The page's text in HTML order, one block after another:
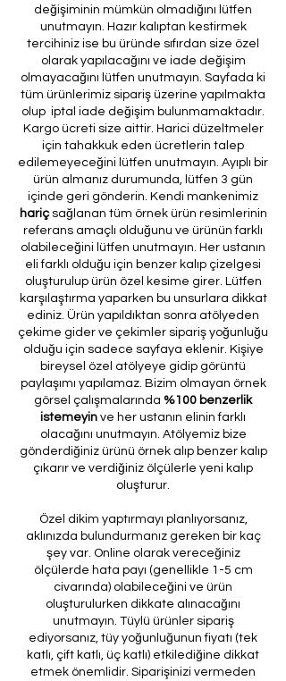
değişiminin mümkün olmadığını lütfen
unutmayın. Hazır kalıptan kestirmek
tercihiniz ise bu üründe sıfırdan size özel
olarak yapılacağını ve iade değişim
olmayacağını lütfen unutmayın. Sayfada ki
tüm ürünlerimiz sipariş üzerine yapılmakta
olup iptal iade değişim bulunmamaktadır.
Kargo ücreti size aittir. Harici düzeltmeler
için tahakkuk eden ücretlerin talep
edilemeyeceğini lütfen unutmayın. Ayıplı bir
ürün almanız durumunda, lütfen 3 gün
içinde geri gönderin. Kendi mankenimiz
hariçsağlanan tüm örnek ürün resimlerinin
referans amaçlı olduğunu ve ürünün farklı
olabileceğini lütfen unutmayın. Her ustanın
eli farklı olduğu için benzer kalıp çizelgesi
oluşturulup ürün özel kesime girer. Lütfen
karşılaştırma yaparken bu unsurlara dikkat
ediniz. Ürün yapıldıktan sonra atölyeden
çekime gider ve çekimler sipariş yoğunluğu
olduğu için sadece sayfaya eklenir. Kişiye
bireysel özel atölyeye gidip görüntü
paylaşımı yapılamaz. Bizim olmayan örnek
görsel çalışmalarında %100 benzerlik
istemeyin ve her ustanın elinin farklı
olacağını unutmayın. Atölyemiz bize
gönderdiğiniz ürünü örnek alıp benzer kalıp
çıkarır ve verdiğiniz ölçülerle yeni kalıp
oluşturur.
Özel dikim yaptırmayı planlıyorsanız,
aklınızda bulundurmanız gereken bir kaç
şey var. Online olarak vereceğiniz
ölçülerde hata payı (genellikle 1-5 cm
civarında) olabileceğini ve ürün
oluşturulurken dikkate alınacağını
unutmayın. Tüylü ürünler sipariş
ediyorsanız, tüy yoğunluğunun fiyatı (tek
katlı, çift katlı, üç katlı) etkilediğine dikkat
etmek önemlidir. Siparişinizi vermeden